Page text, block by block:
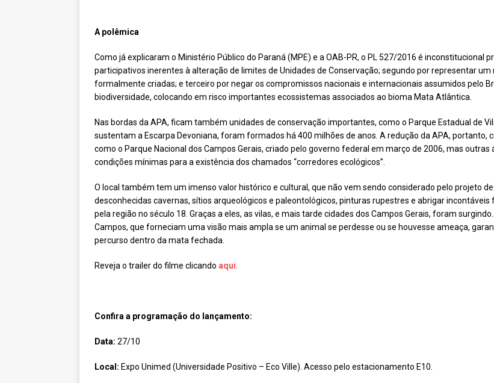
A polêmica
Como já explicaram o Ministério Público do Paraná (MPE) e a OAB-PR, o PL 527/2016 é
participativos inerentes à alteração de limites de Unidades de Conservação; segundo por representar
formalmente criadas; e terceiro por negar os compromissos nacionais e internacionais assumidos pelo
biodiversidade, colocando em risco importantes ecossistemas associados ao bioma Mata Atlântica.
Nas bordas da APA, ficam também unidades de conservação importantes, como o Parque Estadual de
sustentam a Escarpa Devoniana, foram formados há 400 milhões de anos. A redução da APA,
como o Parque Nacional dos Campos Gerais, criado pelo governo federal em março de 2006, mas
condições mínimas para a existência dos chamados “corredores ecológicos”.
O local também tem um imenso valor histórico e cultural, que não vem sendo considerado pelo projeto
desconhecidas cavernas, sítios arqueológicos e paleontológicos, pinturas rupestres e abrigar
pela região no século 18. Graças a eles, as vilas, e mais tarde cidades dos Campos Gerais, foram
Campos, que forneciam uma visão mais ampla se um animal se perdesse ou se houvesse ameaça,
percurso dentro da mata fechada.
Reveja o trailer do filme clicando aqui
Confira a programação do lançamento:
Data: 27/10
Local: Expo Unimed (Universidade Positivo – Eco Ville). Acesso pelo estacionamento E10.